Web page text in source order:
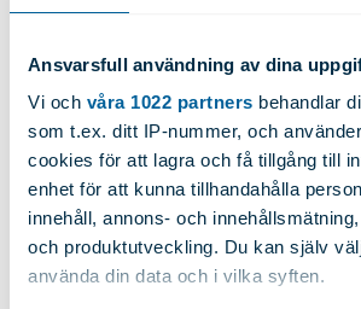
Ansvarsfull användning av dina
Vi och våra 1022 partners behandlar
som t.ex. ditt IP-nummer, och
cookies för att lagra och få tillgång till
enhet för att kunna tillhandahålla
innehåll, annons- och
och produktutveckling. Du kan själv
använda din data och i vilka syften.
Längd: 6000 Vikt:1.700
Begär offert
Artnr: 20860